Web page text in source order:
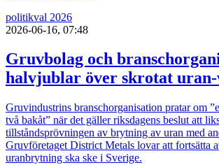
politikval 2026
2026-06-16, 07:48
Gruvbolag och
halvjublar över skrotat uran-
Gruvindustrins branschorganisation pratar om
två bakåt” när det gäller riksdagens beslut att
tillståndsprövningen av brytning av uran med
Gruvföretaget District Metals lovar att fortsätta
uranbrytning ska ske i Sverige.